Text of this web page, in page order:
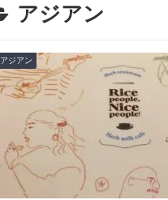
アジアン
アジアン